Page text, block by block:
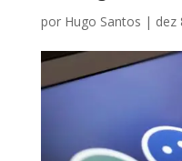
por Hugo Santos | dez